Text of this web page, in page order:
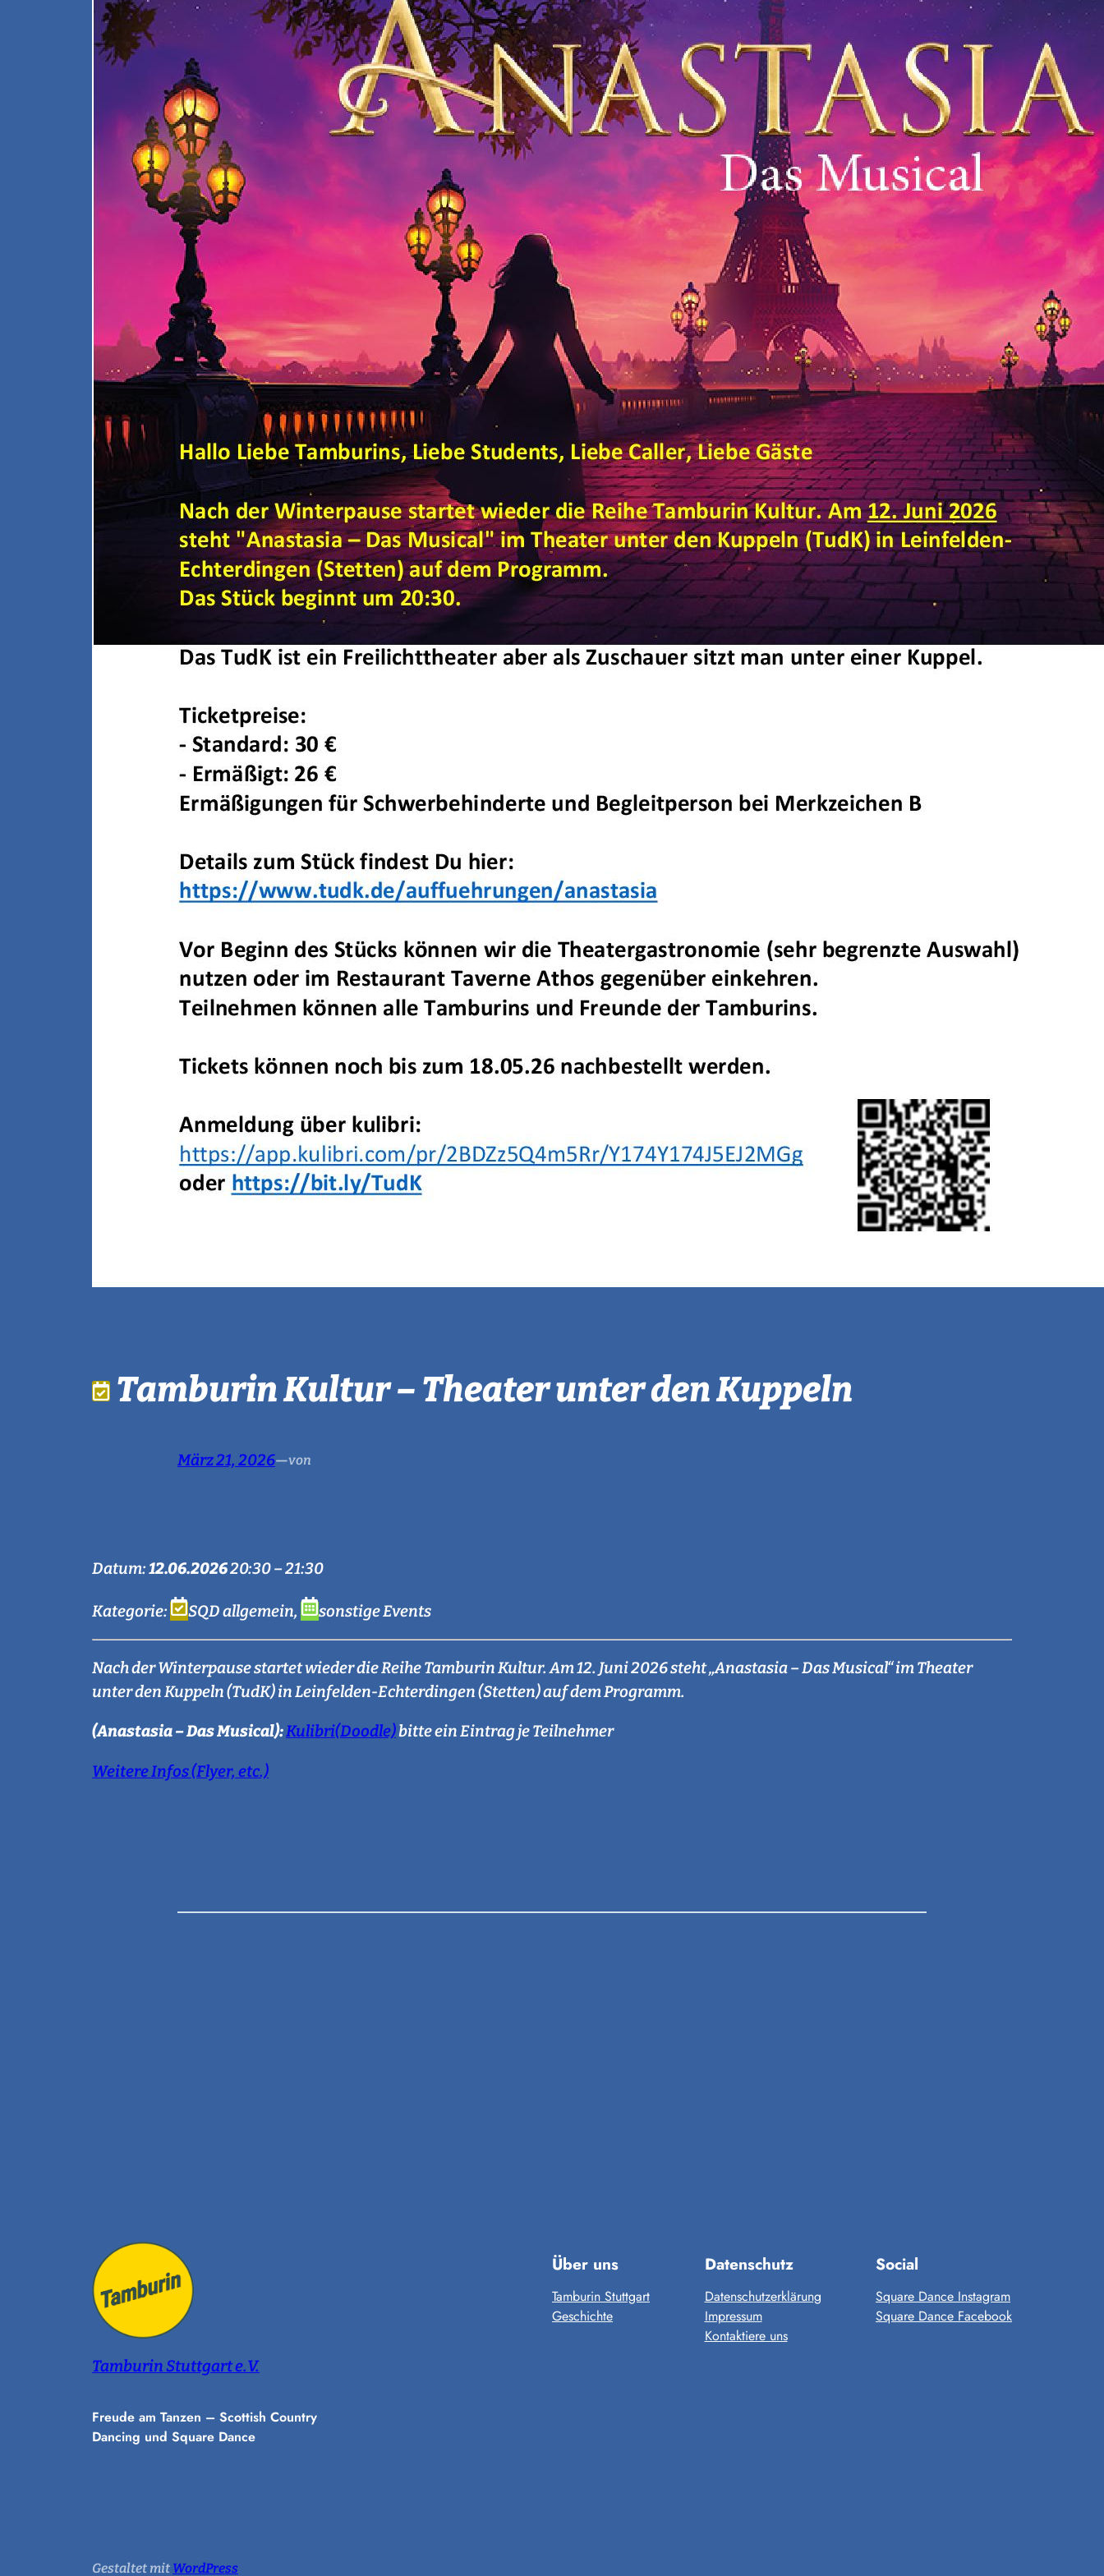
Tamburin Kultur – Theater unter den Kuppeln
März 21, 2026—von
Datum:12.06.202620:30–21:30
Kategorie: SQD allgemein, sonstige Events
Nach der Winterpause startet wieder die Reihe Tamburin Kultur. Am 12. Juni 2026 steht „Anastasia – Das Musical“ im Theater
unter den Kuppeln (TudK) in Leinfelden-Echterdingen (Stetten) auf dem Programm.
(Anastasia – Das Musical):Kulibri(Doodle)bitte ein Eintrag je Teilnehmer
Weitere Infos (Flyer, etc.)
Tamburin Stuttgart e.V.
Freude am Tanzen – Scottish Country
Dancing und Square Dance
Über uns
Tamburin Stuttgart
Geschichte
Datenschutz
Datenschutzerklärung
Impressum
Kontaktiere uns
Social
Square Dance Instagram
Square Dance Facebook
Gestaltet mit WordPress